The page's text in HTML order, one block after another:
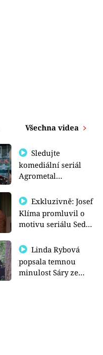
Všechna videa
Sledujte
komediální seriál
Agrometal
prima+
Exkluzivně: Josef
Klíma promluvil o
motivu seriálu Sedm
Linda Rybová
popsala temnou
minulost Sáry ze